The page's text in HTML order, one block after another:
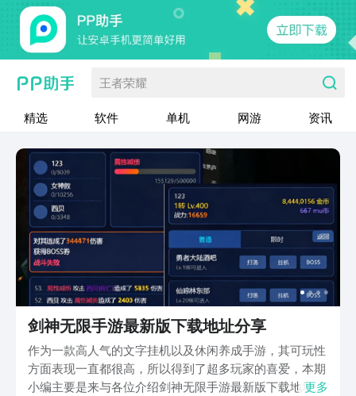
王者荣耀
精选 软件 单机 网游 资讯
剑神无限手游最新版下载地址分享
作为一款高人气的文字挂机以及休闲养成手游，其可玩性
方面表现一直都很高，所以得到了超多玩家的喜爱，本期
小编主要是来与各位介绍剑神无限手游最新版下载地址，
更多